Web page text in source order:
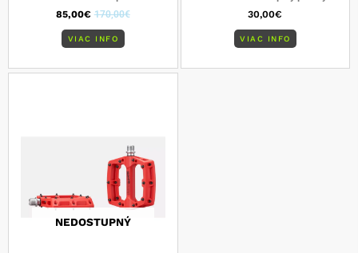
85,00€ 170,00€
VIAC INFO
30,00€
VIAC INFO
NEDOSTUPNÝ